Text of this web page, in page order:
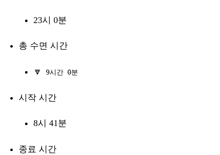
23시 0분
총 수면 시간
🔽 9시간 0분
시작 시간
8시 41분
종료 시간